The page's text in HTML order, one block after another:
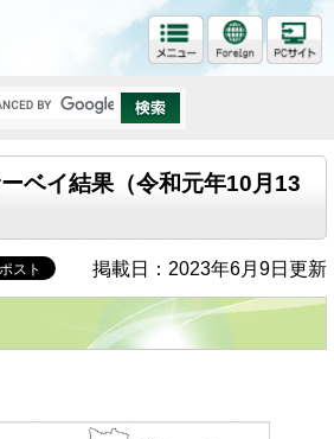
ベイ結果（令和元年10月13
掲載日：2023年6月9日更新